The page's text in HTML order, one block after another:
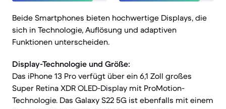
Beide Smartphones bieten hochwertige Displays, die
sich in Technologie, Auflösung und adaptiven
Funktionen unterscheiden.
Display-Technologie und Größe:
Das iPhone 13 Pro verfügt über ein 6,1 Zoll großes
Super Retina XDR OLED-Display mit ProMotion-
Technologie. Das Galaxy S22 5G ist ebenfalls mit einem